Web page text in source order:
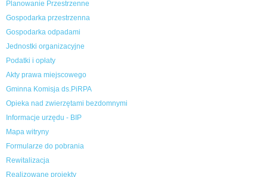
Planowanie Przestrzenne
Gospodarka przestrzenna
Gospodarka odpadami
Jednostki organizacyjne
Podatki i opłaty
Akty prawa miejscowego
Gminna Komisja ds.PiRPA
Opieka nad zwierzętami bezdomnymi
Informacje urzędu - BIP
Mapa witryny
Formularze do pobrania
Rewitalizacja
Realizowane projekty